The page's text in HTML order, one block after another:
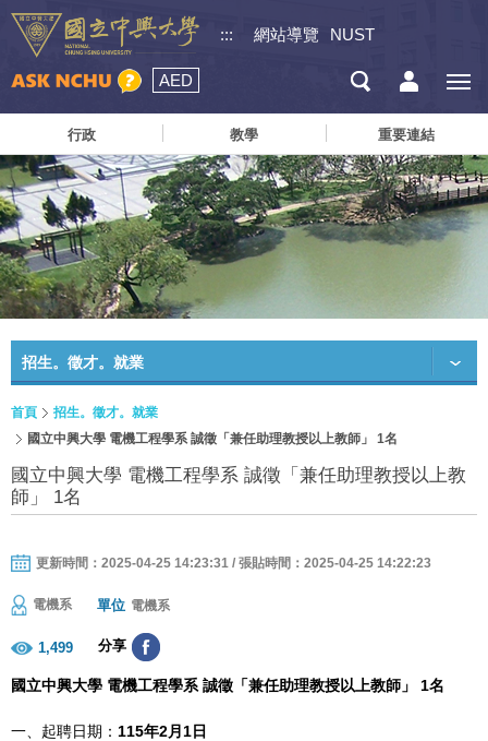
::: 網站導覽 NUST
AED
行政 教學 重要連結
招生。徵才。就業
首頁
招生。徵才。就業
國立中興大學 電機工程學系 誠徵「兼任助理教授以上教師」 1名
國立中興大學 電機工程學系 誠徵「兼任助理教授以上教
師」 1名
更新時間：2025-04-25 14:23:31 / 張貼時間：2025-04-25 14:22:23
電機系 單位 電機系
1,499 分享
國立中興大學 電機工程學系 誠徵「兼任助理教授以上教師」 1名
一、起聘日期： 115年2月 1日